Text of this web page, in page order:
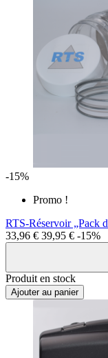
-15%
Promo !
RTS-Réservoir „Pack
33,96 € 39,95 € -15%
Produit en stock
Ajouter au panier